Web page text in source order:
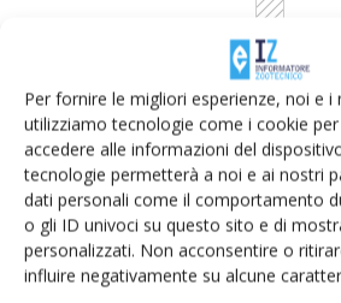
Per fornire le migliori esperienze, noi e i
utilizziamo tecnologie come i cookie
accedere alle informazioni del
tecnologie permetterà a noi e ai nostri
dati personali come il comportamento
o gli ID univoci su questo sito e di
personalizzati. Non acconsentire o
influire negativamente su alcune
Rimani aggiornato
Iscriviti alle nostre